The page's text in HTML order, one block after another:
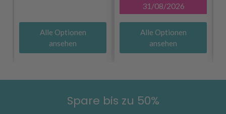
Alle Optionen
ansehen
31/08/2026
Alle Optionen
ansehen
Spare bis zu 50%